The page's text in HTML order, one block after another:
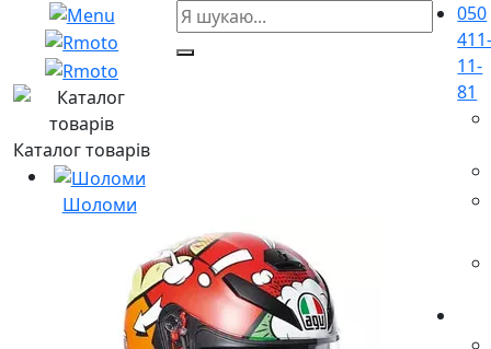
Каталог товарів
Шоломи
050
11-
81